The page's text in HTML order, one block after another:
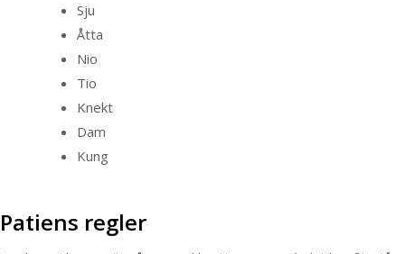
Sju
Åtta
Nio
Tio
Knekt
Dam
Kung
Patiens regler